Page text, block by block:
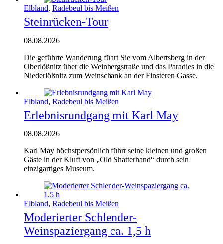
Elbland, Radebeul bis Meißen
Steinrücken-Tour
08.08.2026
Die geführ­te Wan­de­rung führt Sie vom Alberts­berg in der
Ober­löß­nitz über die Wein­berg­stra­ße und das Para­dies in die
Nie­der­löß­nitz zum Wein­schank an der Fins­te­ren Gasse.
Elbland, Radebeul bis Meißen
Erlebnisrundgang mit Karl May
08.08.2026
Karl May höchstpersönlich führt seine kleinen und großen
Gäste in der Kluft von „Old Shatterhand“ durch sein
einzigartiges Museum.
Elbland, Radebeul bis Meißen
Moderierter Schlender-
Weinspaziergang ca. 1,5 h